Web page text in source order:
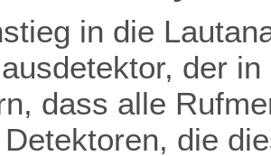
in die
der
dass alle
die